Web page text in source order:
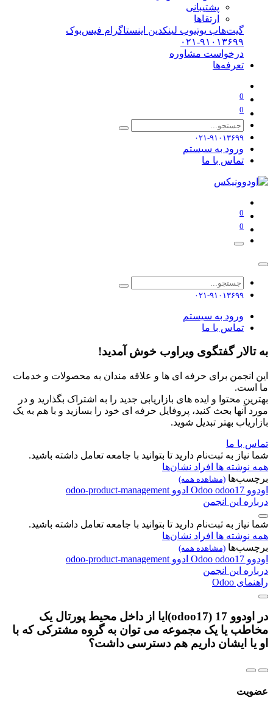
پشتیبانی
ارتقاها
گیت‌هاب یوتیوب لینکدین اینستاگرام فیس‌بوک
۰۲۱-۹۱۰۱۳۶۹۹
درخواست مشاوره
تعرفه‌ها
0
0
۰۲۱-۹۱۰۱۳۶۹۹
ورود به سیستم
تماس با ما
0
0
۰۲۱-۹۱۰۱۳۶۹۹
ورود به سیستم
تماس با ما
به تالار گفتگوی ویراوب خوش آمدید!
این انجمن برای حرفه ای ها و علاقه مندان به محصولات و خدمات
ما است.
بهترین محتوا و ایده های بازاریابی جدید را به اشتراک بگذارید و در
مورد آنها بحث کنید، پروفایل حرفه ای خود را بسازید و با هم به یک
بازاریاب بهتر تبدیل شوید.
تماس با ما
شما نیاز به ثبت‌نام دارید تا بتوانید با جامعه تعامل داشته باشید.
همه نوشته ها افراد نشان‌ها
برچسب‌ها (مشاهده همه)
اودوو Odoo odoo17 ادوو odoo-product-management
درباره این انجمن
شما نیاز به ثبت‌نام دارید تا بتوانید با جامعه تعامل داشته باشید.
همه نوشته ها افراد نشان‌ها
برچسب‌ها (مشاهده همه)
اودوو Odoo odoo17 ادوو odoo-product-management
درباره این انجمن
راهنمای Odoo
در اودوو 17 (odoo17)ایا از داخل محیط پورتال یک
مخاطب یا یک مجموعه می توان به گروه مشترکی که با
او یا ایشان داریم هم دسترسی داشت؟
عضویت